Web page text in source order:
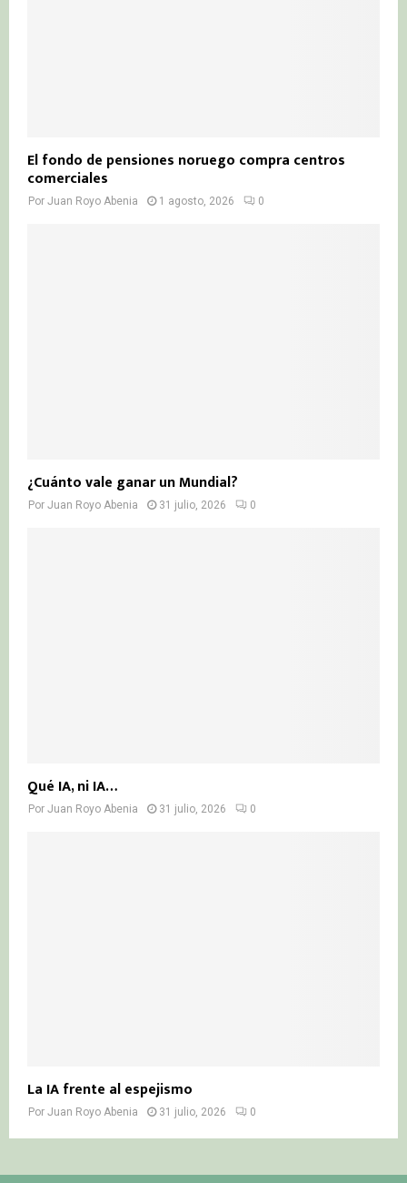
El fondo de pensiones noruego compra centros
comerciales
Por Juan Royo Abenia 1 agosto, 2026 0
¿Cuánto vale ganar un Mundial?
Por Juan Royo Abenia 31 julio, 2026 0
Qué IA, ni IA…
Por Juan Royo Abenia 31 julio, 2026 0
La IA frente al espejismo
Por Juan Royo Abenia 31 julio, 2026 0